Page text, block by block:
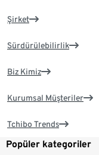
Şirket
Sürdürülebilirlik
Biz Kimiz
Kurumsal Müşteriler
Tchibo Trends
Popüler kategoriler